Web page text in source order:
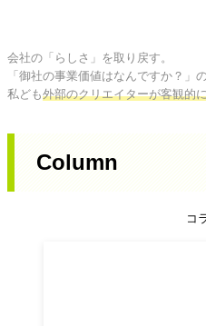
会社の「らしさ」を取り戻す。
「御社の事業価値はなんですか？」
私ども外部のクリエイターが客観的
Column
コ